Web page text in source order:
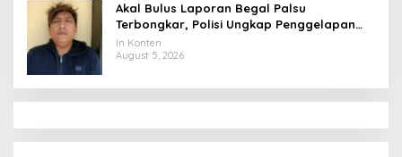
Akal Bulus Laporan Begal Palsu
Terbongkar, Polisi Ungkap Penggelapan
Uang Perusahaan untuk Crypto
In Konten
August 5, 2026